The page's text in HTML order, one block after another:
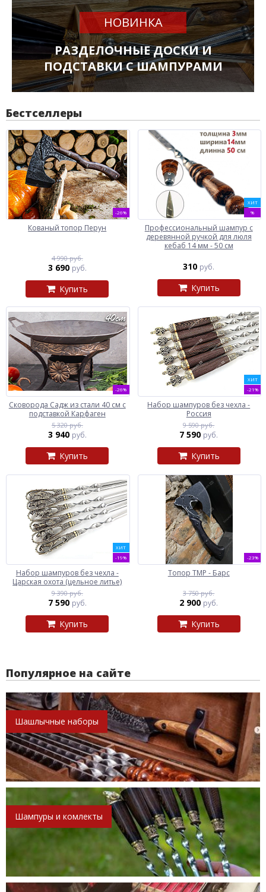
НОВИНКА
РАЗДЕЛОЧНЫЕ ДОСКИ И
ПОДСТАВКИ С ШАМПУРАМИ
Бестселлеры
-26%
Кованый топор Перун
4 990 руб.
3 690 руб.
Купить
ХИТ
%
Профессиональный шампур с
деревянной ручкой для люля
кебаб 14 мм - 50 см
310 руб.
Купить
-26%
Сковорода Садж из стали 40 см с
подставкой Карфаген
5 320 руб.
3 940 руб.
Купить
ХИТ
-21%
Набор шампуров без чехла -
Россия
9 590 руб.
7 590 руб.
Купить
ХИТ
-19%
Набор шампуров без чехла -
Царская охота (цельное литье)
9 390 руб.
7 590 руб.
Купить
-23%
Топор ТМР - Барс
3 750 руб.
2 900 руб.
Купить
Популярное на сайте
Шашлычные наборы
Шампуры и комлекты